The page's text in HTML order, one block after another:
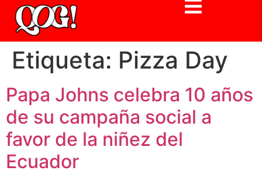
Etiqueta: Pizza Day
Papa Johns celebra 10 años
de su campaña social a
favor de la niñez del
Ecuador